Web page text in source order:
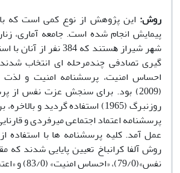
روش: این پژوهش از نوع کمی است که
پیمایش انجام شده است.
ﺷﻬﺮ شیراز
ﻫﺴﺘﻨﺪ که 384 نفر از
گیری تصادفی چندمرحله ای انتخاب
احساس امنیت، پرسشنامه امنیت و لذت
(2009) بود. برای سنجش عزت نفس
روزنبرگ (1965) استفاده گردید و
عمل آمد. کلیه پرسشنامه ها با استفاده
روش آلفا کرانباخ تعیین پایایی شدند که
نفس»(79/0)، «احساس امنیت» (83/
0)
و